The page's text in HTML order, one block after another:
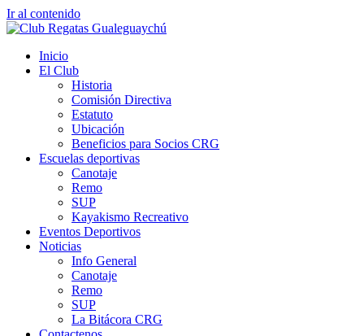
Ir al contenido
Inicio
El Club
Historia
Comisión Directiva
Estatuto
Ubicación
Beneficios para Socios CRG
Escuelas deportivas
Canotaje
Remo
SUP
Kayakismo Recreativo
Eventos Deportivos
Noticias
Info General
Canotaje
Remo
SUP
La Bitácora CRG